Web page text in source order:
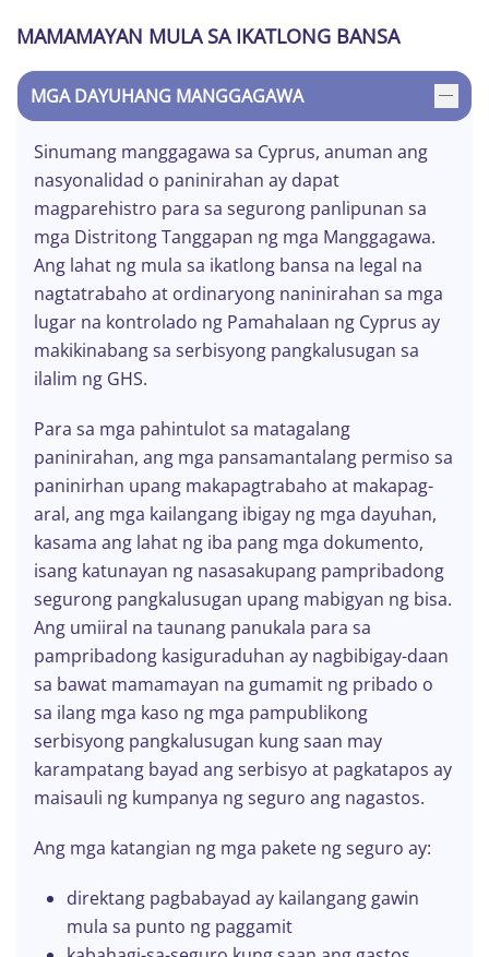
MAMAMAYAN MULA SA IKATLONG BANSA
MGA DAYUHANG MANGGAGAWA
Sinumang manggagawa sa Cyprus, anuman ang
nasyonalidad o paninirahan ay dapat
magparehistro para sa segurong panlipunan sa
mga Distritong Tanggapan ng mga Manggagawa.
Ang lahat ng mula sa ikatlong bansa na legal na
nagtatrabaho at ordinaryong naninirahan sa mga
lugar na kontrolado ng Pamahalaan ng Cyprus ay
makikinabang sa serbisyong pangkalusugan sa
ilalim ng GHS.
Para sa mga pahintulot sa matagalang
paninirahan, ang mga pansamantalang permiso sa
paninirhan upang makapagtrabaho at makapag-
aral, ang mga kailangang ibigay ng mga dayuhan,
kasama ang lahat ng iba pang mga dokumento,
isang katunayan ng nasasakupang pampribadong
segurong pangkalusugan upang mabigyan ng bisa.
Ang umiiral na taunang panukala para sa
pampribadong kasiguraduhan ay nagbibigay-daan
sa bawat mamamayan na gumamit ng pribado o
sa ilang mga kaso ng mga pampublikong
serbisyong pangkalusugan kung saan may
karampatang bayad ang serbisyo at pagkatapos ay
maisauli ng kumpanya ng seguro ang nagastos.
Ang mga katangian ng mga pakete ng seguro ay:
direktang pagbabayad ay kailangang gawin
mula sa punto ng paggamit